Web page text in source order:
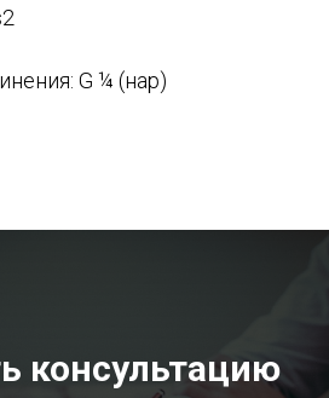
G ¼ (нар)
консультацию